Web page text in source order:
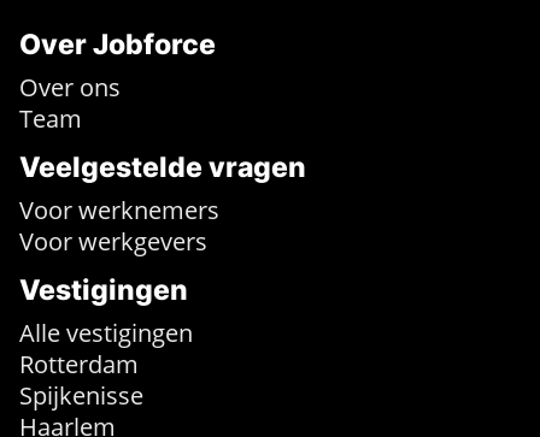
Over Jobforce
Over ons
Team
Veelgestelde vragen
Voor werknemers
Voor werkgevers
Vestigingen
Alle vestigingen
Rotterdam
Spijkenisse
Haarlem